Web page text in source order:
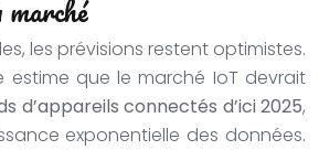
marché
les prévisions restent optimistes.
estime que le marché IoT devrait
d’appareils connectés d’ici 2025,
exponentielle des données.